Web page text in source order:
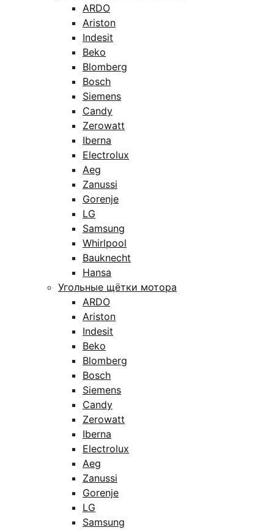
ARDO
Ariston
Indesit
Beko
Blomberg
Bosch
Siemens
Candy
Zerowatt
Iberna
Electrolux
Aeg
Zanussi
Gorenje
LG
Samsung
Whirlpool
Bauknecht
Hansa
Угольные щётки мотора
ARDO
Ariston
Indesit
Beko
Blomberg
Bosch
Siemens
Candy
Zerowatt
Iberna
Electrolux
Aeg
Zanussi
Gorenje
LG
Samsung